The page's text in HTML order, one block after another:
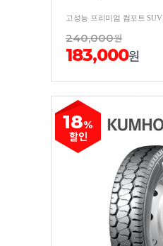
240,000원
183,000원
18%
할인